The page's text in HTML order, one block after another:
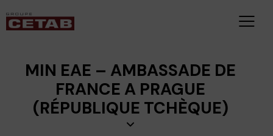
MIN EAE – AMBASSADE DE
FRANCE A PRAGUE
(RÉPUBLIQUE TCHÈQUE)